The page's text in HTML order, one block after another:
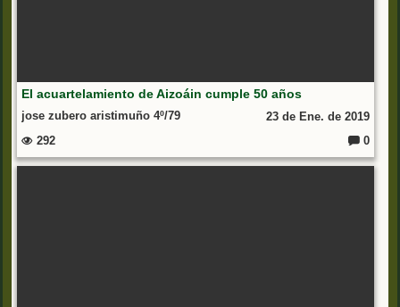
El acuartelamiento de Aizoáin cumple 50 años
jose zubero aristimuño 4º/79
23 de Ene. de 2019
292
o
0